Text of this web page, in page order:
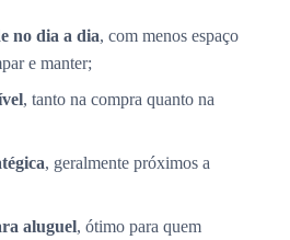
no dia a dia, com menos espaço
e manter;
, tanto na compra quanto na
, geralmente próximos a
aluguel, ótimo para quem